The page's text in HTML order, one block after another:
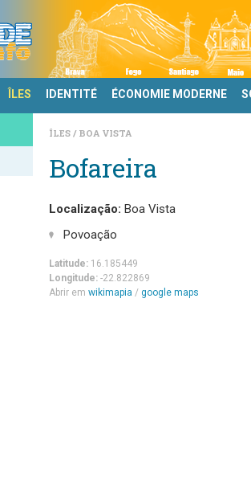
ÎLES IDENTITÉ ÉCONOMIE MODERNE
ÎLES BOA VISTA
Bofareira
Localização: Boa Vista
Povoação
Latitude: 16.185449
Longitude: -22.822869
Abrir em wikimapia / google maps